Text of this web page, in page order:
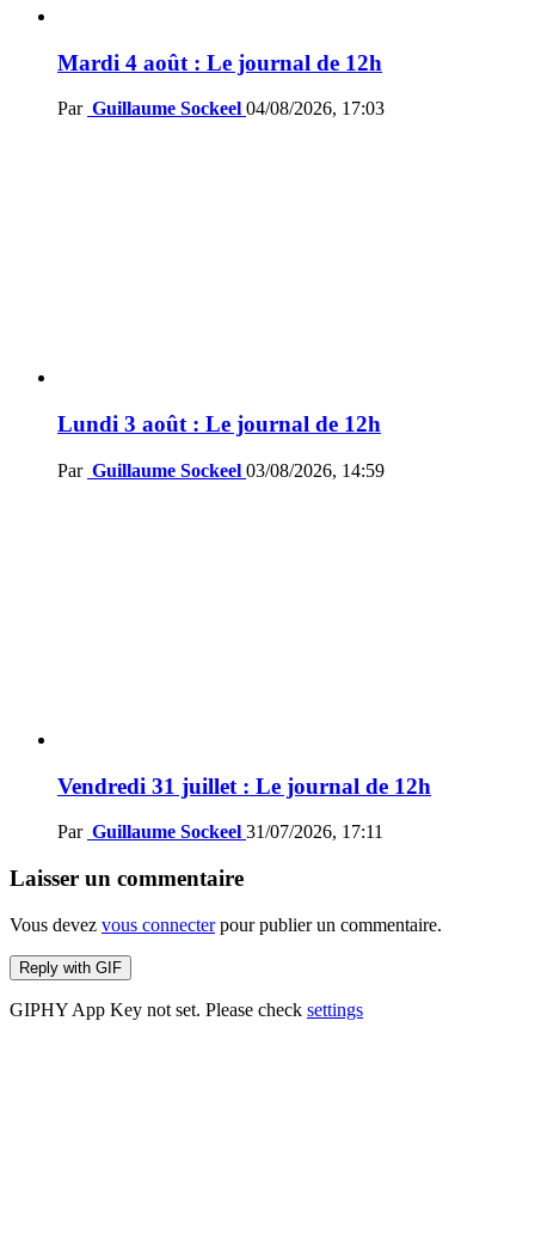
Mardi 4 août : Le journal de 12h
Par Guillaume Sockeel 04/08/2026, 17:03
Lundi 3 août : Le journal de 12h
Par Guillaume Sockeel 03/08/2026, 14:59
Vendredi 31 juillet : Le journal de 12h
Par Guillaume Sockeel 31/07/2026, 17:11
Laisser un commentaire
Vous devez vous connecterpour publier un commentaire.
Reply with GIF
GIPHY App Key not set. Please check settings